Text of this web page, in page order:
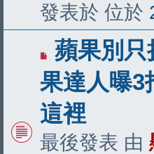
發表於 位於
有
新
文
章
蘋果別
果達人曝3
這裡
最後發表 由